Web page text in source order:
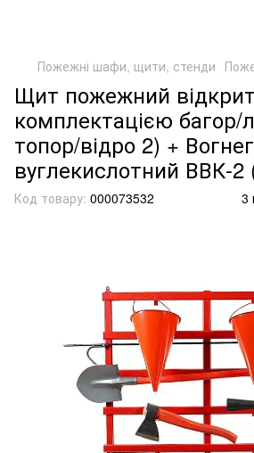
Пожежні шафи, щити, стенди
Щит пожежний
комплектацією багор/
топор/відро 2) +
вуглекислотний ВВК-2
Код товару: 000073532 3